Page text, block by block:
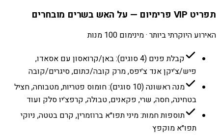
תפריט VIP פרימיום — על האש בשרים מובחרים
האירוע היוקרתי ביותר · מינימום 100 מנות
קבלת פנים (4 סוגים): באן/קרואסון עם אסאדו,
פיש/צ׳יקן אנד צ׳יפס, מרק קובה/כתום, סיגרים/קובה
מנה ראשונה (10 סוגים): חומוס פטריות, מטבוחה, חציל
בטחינה, חסה, שרי, פקאנים, טבולה, קרפצ׳יו סלק ועוד
תוספות חמות: מיני תפו״א ברוזמרין, קרם בטטה, ניוקי
תפו״א מוקפץ